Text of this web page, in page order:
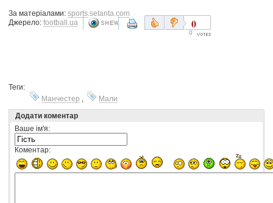
За матеріалами: sports.setanta.com
Джерело: football.ua 0
0
Теги:
Манчестер ,
Мали
Додати коментар
Ваше ім'я:
Коментар: